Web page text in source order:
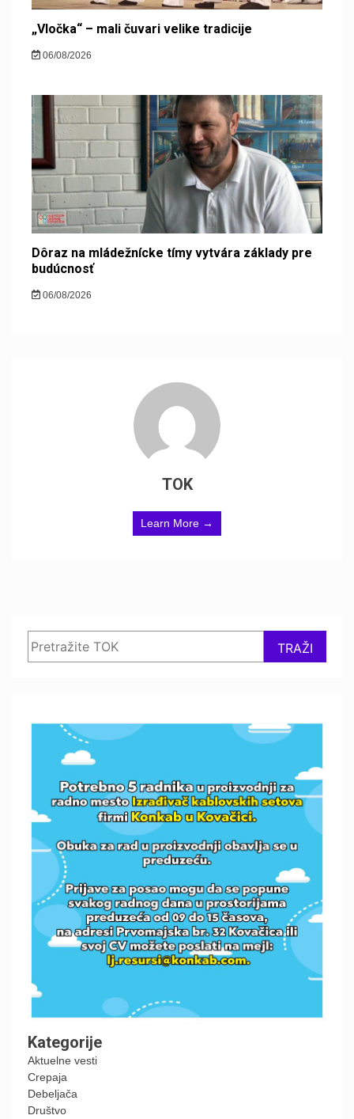
„Vločka“ – mali čuvari velike tradicije
06/08/2026
Dôraz na mládežnícke tímy vytvára základy pre
budúcnosť
06/08/2026
TOK
Learn More →
TRAŽI
Kategorije
Aktuelne vesti
Crepaja
Debeljača
Društvo